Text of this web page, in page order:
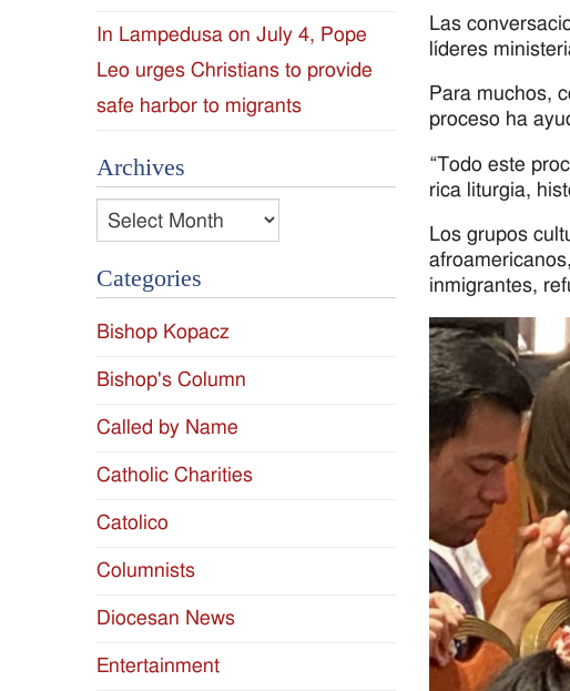
Las
líderes
Para muchos,
proceso ha
“Todo este
rica liturgia,
Los grupos
inmigrantes,
In Lampedusa on July 4, Pope
Leo urges Christians to provide
safe harbor to migrants
Archives
Archives
Categories
Bishop Kopacz
Bishop's Column
Called by Name
Catholic Charities
Catolico
Columnists
Diocesan News
Entertainment